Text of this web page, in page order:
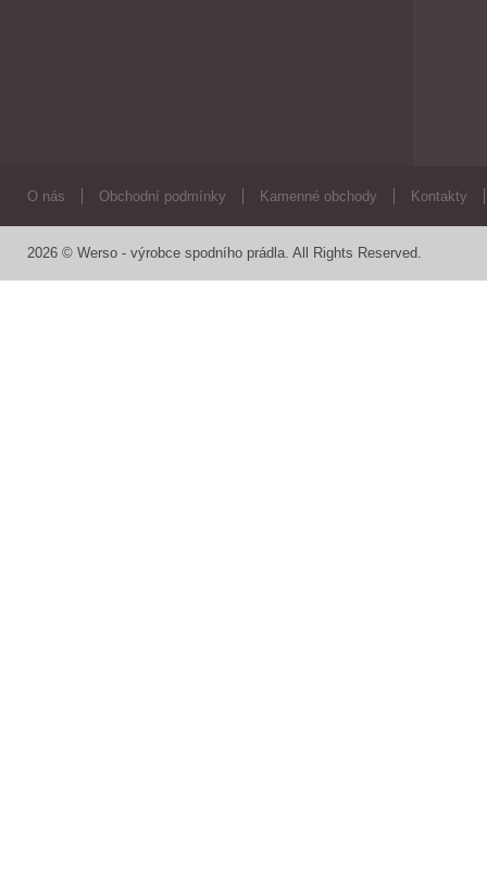
O nás Obchodní podmínky Kamenné obchody Kontakty
2026 © Werso - výrobce spodního prádla. All Rights Reserved.